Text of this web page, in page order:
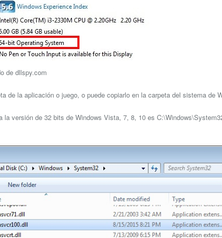
de dllspy.com
de la aplicación o juego, o puede copiarlo en la carpeta del sistema de
la versión de 32 bits de Windows Vista, 7, 8, 10 es